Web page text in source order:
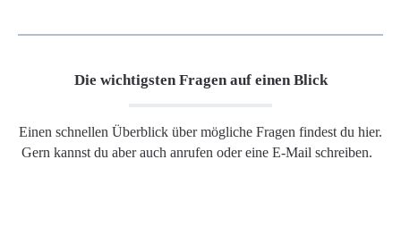
Die wichtigsten Fragen auf einen Blick
Einen schnellen Überblick über mögliche Fragen findest du hier.
Gern kannst du aber auch anrufen oder eine E-Mail schreiben.